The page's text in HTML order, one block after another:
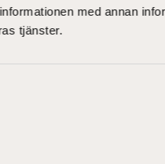
med annan
tjänster.